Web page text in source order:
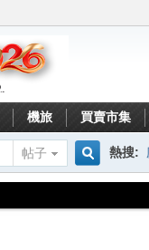
機旅 買賣市集
帖子
搜
熱搜: